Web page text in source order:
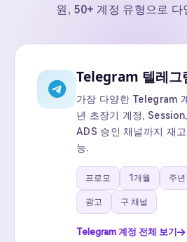
원, 50+ 계정 유형으로 다
Telegram 텔레그
가장 다양한 Telegram
년 초장기 계정,
ADS 승인 채널까지 재
능.
프로모 1개월 주년
광고 구 채널
Telegram 계정 전체 보기